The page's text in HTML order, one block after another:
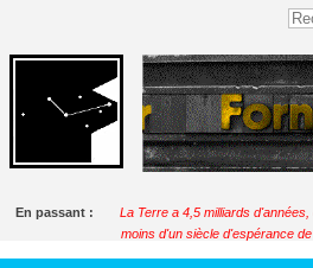
En passant :
La Terre a 4,5 milliards
moins d'un siècle d'espérance